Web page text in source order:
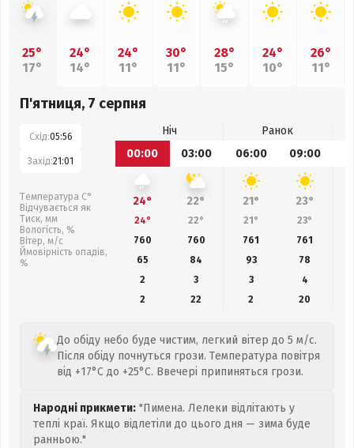
25°
17°
24°
14°
24°
11°
30°
11°
28°
15°
24°
10°
26°
11°
П'ятниця, 7 серпня
Схід:05:56
Захід:21:01
Температура С°
Відчувається як
Тиск, мм
Вологість, %
Вітер, м/с
Ймовірність опадів,
%
Ніч
Ранок
00:00
03:00 06:00 09:00
24° 22° 21° 23°
24° 22° 21° 23°
760
760 761 761
65
84 93 78
2
3 3
4
2
22 2 20
До обіду небо буде чистим, легкий вітер до 5 м/с.
Після обіду почнуться грози. Температура повітря
від +17°C до +25°C. Ввечері припиняться грози.
Народні прикмети: "Пимена. Лелеки відлітають у
теплі краї. Якщо відлетіли до цього дня — зима буде
ранньою."